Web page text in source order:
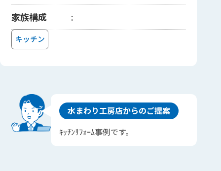
家族構成
キッチン
水まわり工房店からのご提案
ｷｯﾁﾝﾘﾌｫｰﾑ事例です。